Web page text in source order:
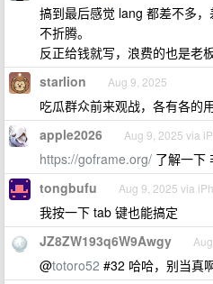
搞到最后感觉 lang 都差不多
不折腾。
反正给钱就写，浪费的也是老
starlion Aug 9, 2025
吃瓜群众前来观战，各有各的
apple2026 Aug 9, 2025 via
https://goframe.org/ 了解一下
tongbufu Aug 9, 2025 via
我按一下 tab 键也能搞定
JZ8ZW193q6W9Awgy
@totoro52 #32 哈哈，别当真